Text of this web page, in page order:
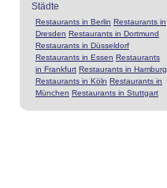
Städte
Restaurants in Berlin Restaurants in
Dresden Restaurants in Dortmund
Restaurants in Düsseldorf
Restaurants in Essen Restaurants
in Frankfurt Restaurants in Hamburg
Restaurants in Köln Restaurants in
München Restaurants in Stuttgart